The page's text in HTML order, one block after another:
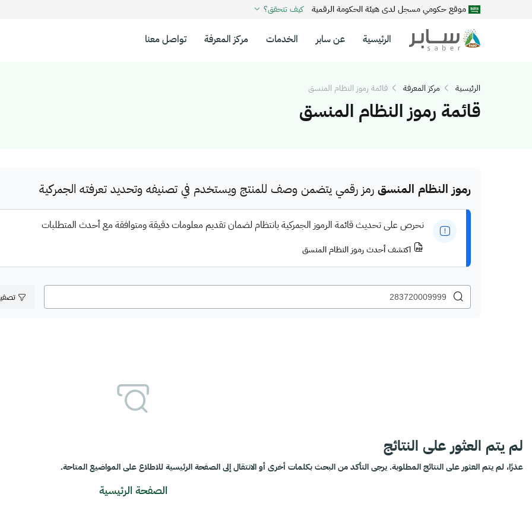
موقع حكومي مسجل لدى هيئة الحكومة الرقمية كيف تتحقق؟
الرئيسية عن سابر الخدمات مركز المعرفة تواصل معنا
الرئيسية مركز المعرفة قائمة رموز النظام المنسق
قائمة رموز النظام المنسق
رموز النظام المنسق رمز رقمي يتضمن وصف للمنتج ويستخدم في تصنيفه وتحديد تعرفته الجمركية
نحرص على تحديث قائمة الرموز الجمركية بانتظام لضمان تقديم معلومات دقيقة ومتوافقة مع أحدث المتطلبات
اكتشف أحدث رموز النظام المنسق
لم يتم العثور على النتائج
عذرًا، لم يتم العثور على النتائج المطلوبة. يرجى التأكد من البحث بكلمات أخرى أو الانتقال إلى الصفحة الرئيسية للاطلاع على المواضيع المتاحة.
الصفحة الرئيسية